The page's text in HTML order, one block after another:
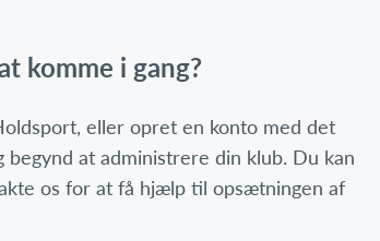
komme i gang?
eller opret en konto med det
begynd at administrere din klub. Du kan
os for at få hjælp til opsætningen af